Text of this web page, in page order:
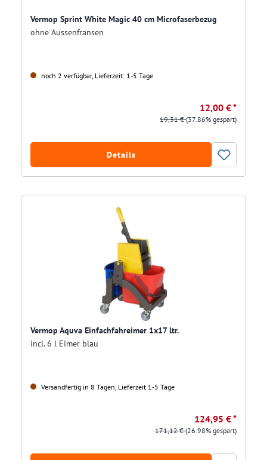
Vermop Sprint White Magic 40 cm Microfaserbezug
ohne Aussenfransen
noch 2 verfügbar, Lieferzeit: 1-5 Tage
12,00 € *
19,31 €(37.86% gespart)
Details
Vermop Aquva Einfachfahreimer 1x17 ltr.
incl. 6 l Eimer blau
Versandfertig in 8 Tagen, Lieferzeit 1-5 Tage
124,95 € *
171,12 €(26.98% gespart)